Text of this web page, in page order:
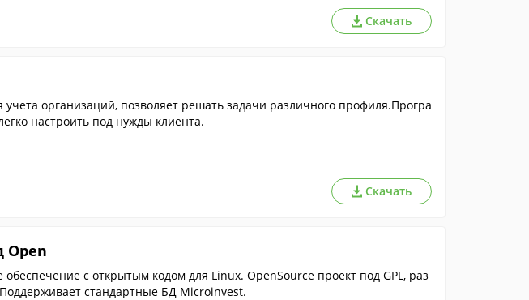
Скачать
учета организаций, позволяет решать задачи различного профиля.Програ
настроить под нужды клиента.
Скачать
Open
с открытым кодом для Linux. OpenSource проект под GPL, раз
стандартные БД Microinvest.